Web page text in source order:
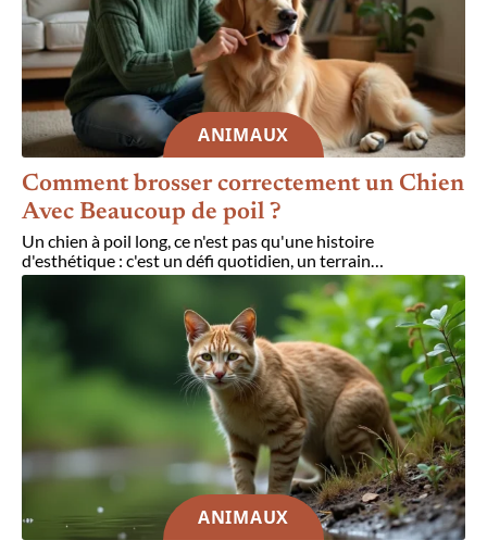
ANIMAUX
Comment brosser correctement un Chien
Avec Beaucoup de poil ?
Un chien à poil long, ce n'est pas qu'une histoire
d'esthétique : c'est un défi quotidien, un terrain
ANIMAUX